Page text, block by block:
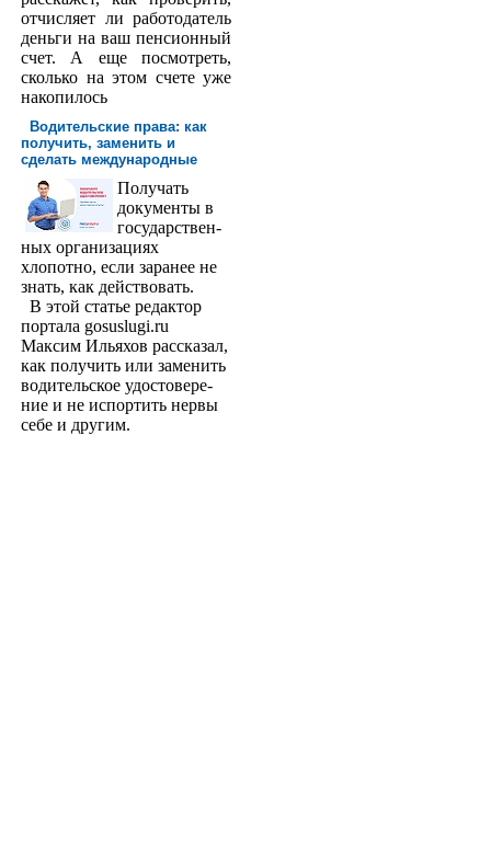
отчисляет ли работодатель
деньги на ваш пенсионный
счет. А еще посмотреть,
сколько на этом счете уже
накопилось
Водительские права: как
получить, заменить и
сделать международ­ные
Получать
доку­менты в
государствен­
ных организациях
хлопотно, если заранее не
знать, как действовать.
В этой статье редактор
портала gosuslugi.ru
Максим Ильяхов рассказал,
как получить или заменить
водительское удостовере­
ние и не испортить нервы
себе и другим.